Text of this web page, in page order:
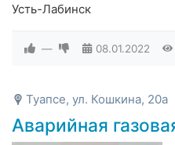
Усть-Лабинск
— 08.01.2022
Туапсе, ул. Кошкина, 20а
Аварийная